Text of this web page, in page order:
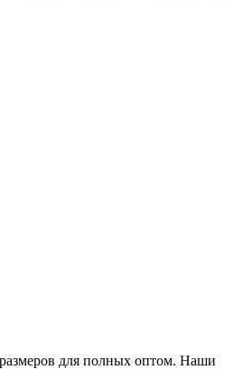
для полных оптом. Наши